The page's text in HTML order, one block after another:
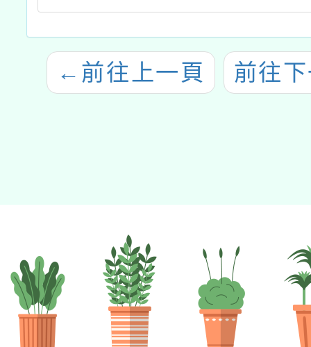
← 前往上一頁 前往